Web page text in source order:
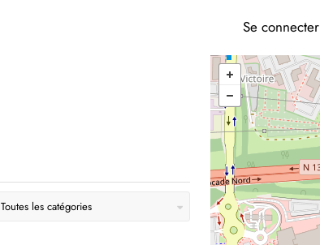
Se connecter
Toutes les catégories